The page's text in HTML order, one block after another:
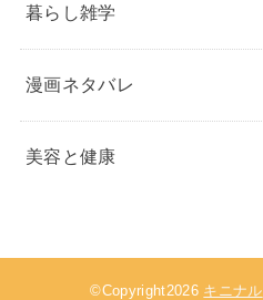
暮らし雑学
漫画ネタバレ
美容と健康
©Copyright2026 キニナル